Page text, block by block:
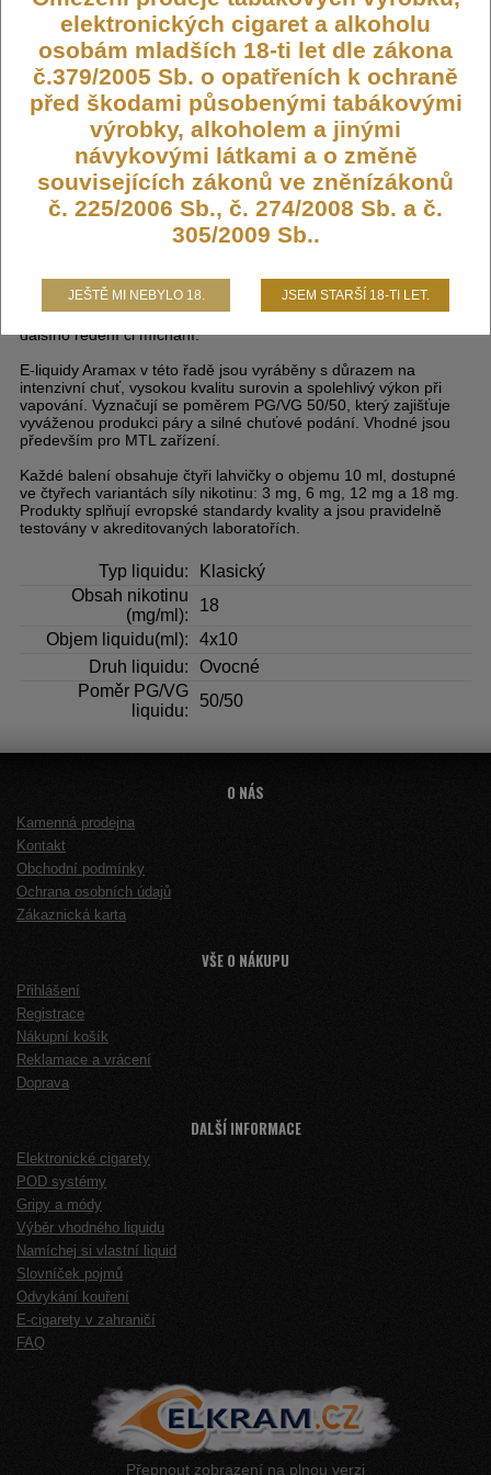
619,- KČ
DO KOŠÍKU
Liquid ARAMAX 4Pack Max
Blueberry 4x10ml-18mg
Aramax 4Pack představuje výhodné balení čtyř kusů hotových e-
liquidů od výrobce Aramax, který je součástí skupiny Ritchy
Group. Tyto liquidy jsou určeny pro přímé použití bez nutnosti
dalšího ředění či míchání.
E-liquidy Aramax v této řadě jsou vyráběny s důrazem na
intenzivní chuť, vysokou kvalitu surovin a spolehlivý výkon při
vapování. Vyznačují se poměrem PG/VG 50/50, který zajišťuje
vyváženou produkci páry a silné chuťové podání. Vhodné jsou
především pro MTL zařízení.
Každé balení obsahuje čtyři lahvičky o objemu 10 ml, dostupné
ve čtyřech variantách síly nikotinu: 3 mg, 6 mg, 12 mg a 18 mg.
Produkty splňují evropské standardy kvality a jsou pravidelně
testovány v akreditovaných laboratořích.
Typ liquidu:
Klasický
Obsah nikotinu
(mg/ml):
18
Objem liquidu(ml):
4x10
Druh liquidu:
Ovocné
Poměr PG/VG
liquidu:
50/50
O NÁS
Kamenná prodejna
Kontakt
Obchodní podmínky
Ochrana osobních údajů
Zákaznická karta
VŠE O NÁKUPU
Přihlášení
Registrace
Nákupní košík
Reklamace a vrácení
Doprava
DALŠÍ INFORMACE
Elektronické cigarety
POD systémy
Gripy a módy
Výběr vhodného liquidu
Namíchej si vlastní liquid
Slovníček pojmů
Odvykání kouření
E-cigarety v zahraničí
FAQ
Přepnout zobrazení na plnou verzi
elektronických cigaret a alkoholu
osobám mladších 18-ti let dle zákona
č.379/2005 Sb. o opatřeních k ochraně
před škodami působenými tabákovými
výrobky, alkoholem a jinými
návykovými látkami a o změně
souvisejících zákonů ve zněnízákonů
č. 225/2006 Sb., č. 274/2008 Sb. a č.
305/2009 Sb..
JEŠTĚ MI NEBYLO 18. JSEM STARŠÍ 18-TI LET.